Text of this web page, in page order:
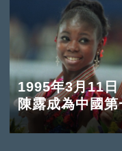
1995年3月11日
陳露成為中國